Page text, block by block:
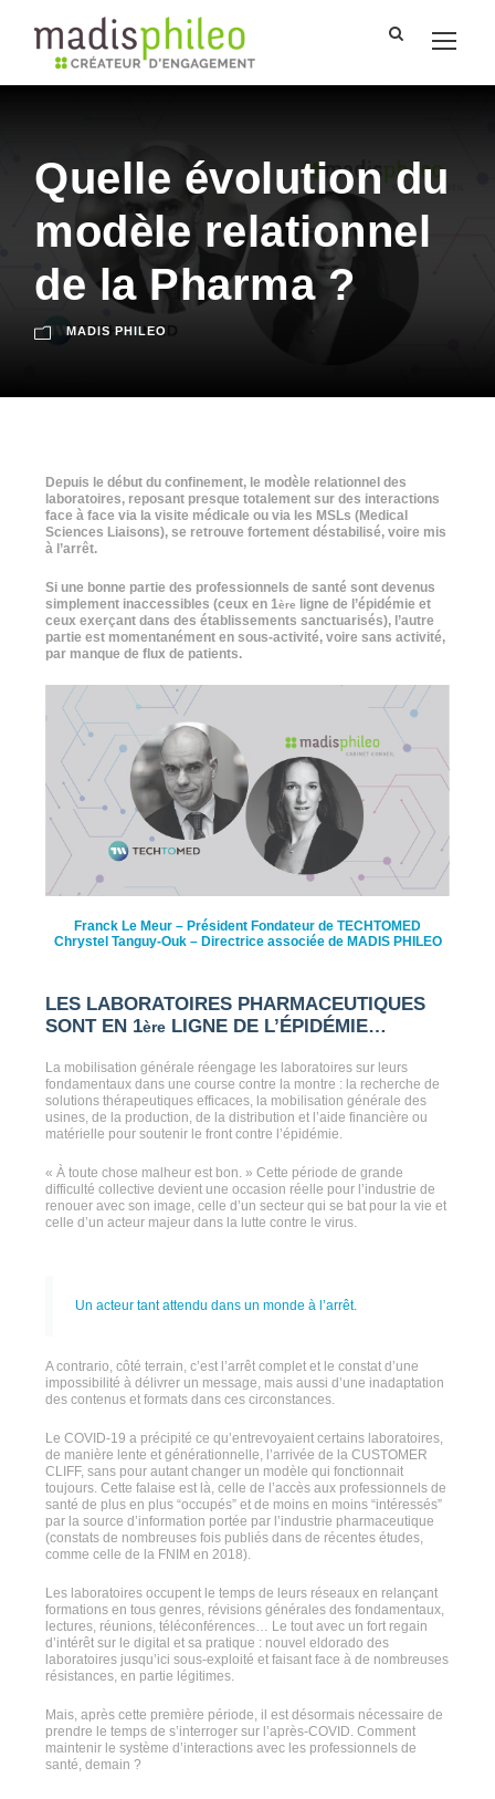
Quelle évolution du
modèle relationnel
de la Pharma ?
MADIS PHILEO
Depuis le début du confinement, le modèle relationnel des
laboratoires, reposant presque totalement sur des interactions
face à face via la visite médicale ou via les MSLs (Medical
Sciences Liaisons), se retrouve fortement déstabilisé, voire mis
à l’arrêt.
Si une bonne partie des professionnels de santé sont devenus
simplement inaccessibles (ceux en 1ère ligne de l’épidémie et
ceux exerçant dans des établissements sanctuarisés), l’autre
partie est momentanément en sous-activité, voire sans activité,
par manque de flux de patients.
Franck Le Meur – Président Fondateur de TECHTOMED
Chrystel Tanguy-Ouk – Directrice associée de MADIS PHILEO
LES LABORATOIRES PHARMACEUTIQUES
SONT EN 1ère LIGNE DE L’ÉPIDÉMIE…
La mobilisation générale réengage les laboratoires sur leurs
fondamentaux dans une course contre la montre : la recherche de
solutions thérapeutiques efficaces, la mobilisation générale des
usines, de la production, de la distribution et l’aide financière ou
matérielle pour soutenir le front contre l’épidémie.
« À toute chose malheur est bon. » Cette période de grande
difficulté collective devient une occasion réelle pour l’industrie de
renouer avec son image, celle d’un secteur qui se bat pour la vie et
celle d’un acteur majeur dans la lutte contre le virus.
Un acteur tant attendu dans un monde à l’arrêt.
A contrario, côté terrain, c’est l’arrêt complet et le constat d’une
impossibilité à délivrer un message, mais aussi d’une inadaptation
des contenus et formats dans ces circonstances.
Le COVID-19 a précipité ce qu’entrevoyaient certains laboratoires,
de manière lente et générationnelle, l’arrivée de la CUSTOMER
CLIFF, sans pour autant changer un modèle qui fonctionnait
toujours. Cette falaise est là, celle de l’accès aux professionnels de
santé de plus en plus “occupés” et de moins en moins “intéressés”
par la source d’information portée par l’industrie pharmaceutique
(constats de nombreuses fois publiés dans de récentes études,
comme celle de la FNIM en 2018).
Les laboratoires occupent le temps de leurs réseaux en relançant
formations en tous genres, révisions générales des fondamentaux,
lectures, réunions, téléconférences… Le tout avec un fort regain
d’intérêt sur le digital et sa pratique : nouvel eldorado des
laboratoires jusqu’ici sous-exploité et faisant face à de nombreuses
résistances, en partie légitimes.
Mais, après cette première période, il est désormais nécessaire de
prendre le temps de s’interroger sur l’après-COVID. Comment
maintenir le système d’interactions avec les professionnels de
santé, demain ?